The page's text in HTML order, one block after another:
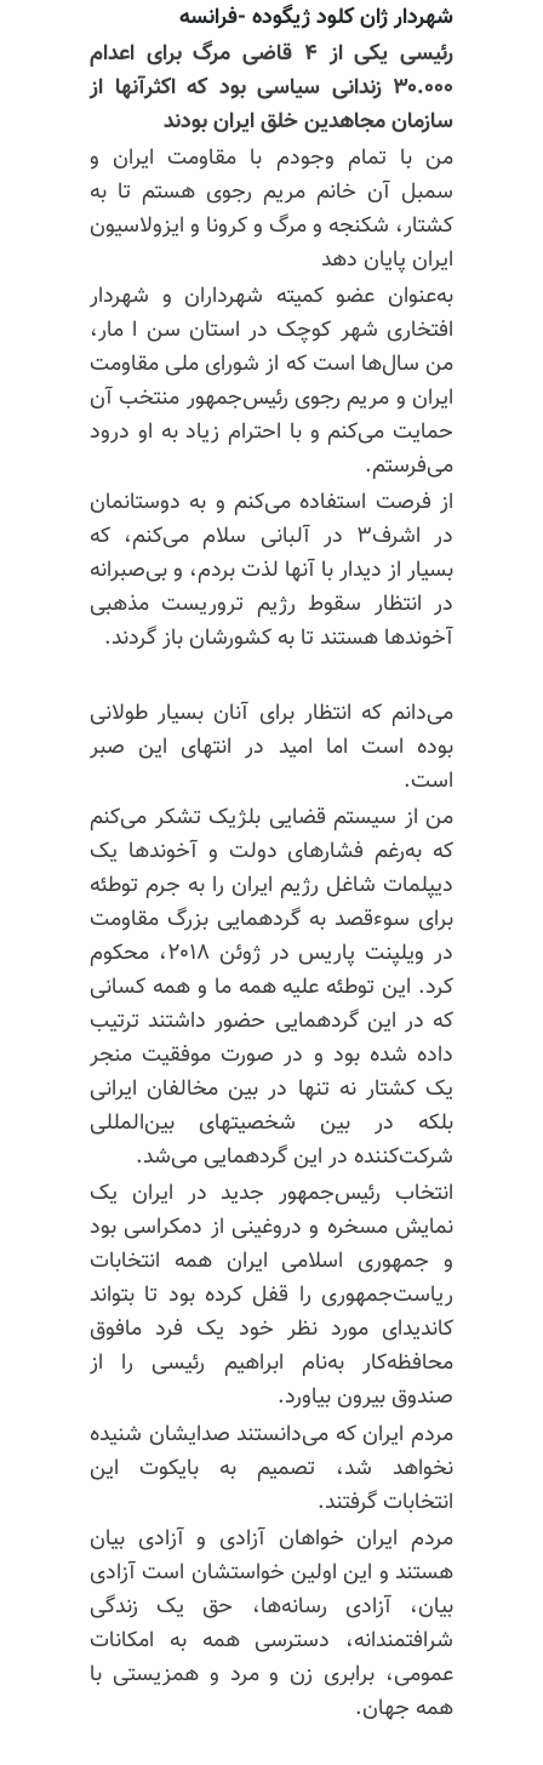
شهردار ژان کلودژیگوده -فرانسه
رئیسی یکی از ۴ قاضی مرگ برای اعدام
۳۰.۰۰۰ زندانی سیاسی بود که اکثرآنها از
سازمان مجاهدین خلق ایران بودند
من با تمام وجودم با مقاومت ایران و
سمبل آن خانم مریم رجوی هستم تا به
کشتار، شکنجه و مرگ و کرونا و ایزولاسیون
ایران پایان دهد
به‌عنوان عضو کمیته شهرداران و شهردار
افتخاری شهر کوچک در استان سن ا مار،
من سال‌ها است که از شورای ملی مقاومت
ایران و مریم رجوی رئیس‌جمهور منتخب آن
حمایت می‌کنم و با احترام زیاد به او درود
می‌فرستم.
از فرصت استفاده می‌کنم و به دوستانمان
در اشرف۳ در آلبانی سلام می‌کنم، که
بسیار از دیدار با آنها لذت بردم، و بی‌صبرانه
در انتظار سقوط رژیم تروریست مذهبی
آخوندها هستند تا به کشورشان باز گردند.
می‌دانم که انتظار برای آنان بسیار طولانی
بوده است اما امید در انتهای این صبر
است.
من از سیستم قضایی بلژیک تشکر می‌کنم
که به‌رغم فشارهای دولت و آخوندها یک
دیپلمات شاغل رژیم ایران را به جرم توطئه
برای سوءقصد به گردهمایی بزرگ مقاومت
در ویلپنت پاریس در ژوئن ۲۰۱۸، محکوم
کرد. این توطئه علیه همه ما و همه کسانی
که در این گردهمایی حضور داشتند ترتیب
داده شده بود و در صورت موفقیت منجر
یک کشتار نه تنها در بین مخالفان ایرانی
بلکه در بین شخصیتهای بین‌المللی
شرکت‌کننده در این گردهمایی می‌شد.
انتخاب رئیس‌جمهور جدید در ایران یک
نمایش مسخره و دروغینی از دمکراسی بود
و جمهوری اسلامی ایران همه انتخابات
ریاست‌جمهوری را قفل کرده بود تا بتواند
کاندیدای مورد نظر خود یک فرد مافوق
محافظه‌کار به‌نام ابراهیم رئیسی را از
صندوق بیرون بیاورد.
مردم ایران که می‌دانستند صدایشان شنیده
نخواهد شد، تصمیم به بایکوت این
انتخابات گرفتند.
مردم ایران خواهان آزادی و آزادی بیان
هستند و این اولین خواستشان است آزادی
بیان، آزادی رسانه‌ها، حق یک زندگی
شرافتمندانه، دسترسی همه به امکانات
عمومی، برابری زن و مرد و همزیستی با
همه جهان.